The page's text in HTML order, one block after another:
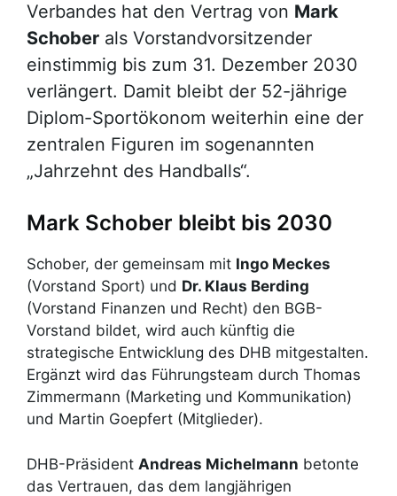
Verbandes hat den Vertrag von Mark
Schober als Vorstandvorsitzender
einstimmig bis zum 31. Dezember 2030
verlängert. Damit bleibt der 52-jährige
Diplom-Sportökonom weiterhin eine der
zentralen Figuren im sogenannten
„Jahrzehnt des Handballs“.
Mark Schober bleibt bis 2030
Schober, der gemeinsam mit Ingo Meckes
(Vorstand Sport) und Dr. Klaus Berding
(Vorstand Finanzen und Recht) den BGB-
Vorstand bildet, wird auch künftig die
strategische Entwicklung des DHB mitgestalten.
Ergänzt wird das Führungsteam durch Thomas
Zimmermann (Marketing und Kommunikation)
und Martin Goepfert (Mitglieder).
DHB-Präsident Andreas Michelmann betonte
das Vertrauen, das dem langjährigen